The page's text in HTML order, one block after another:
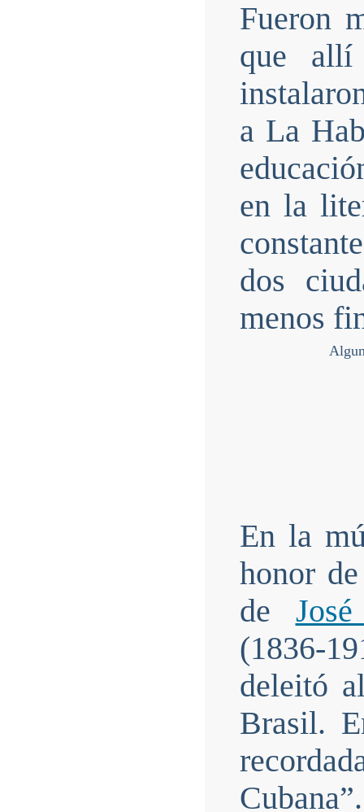
Fueron
que allí
a La
en la
dos
menos
En la
honor
de
(1836-
deleitó
Brasil.